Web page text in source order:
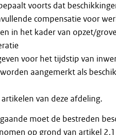
voorts dat
compensatie voor
in het kader van opzet/
voor het tijdstip van
aangemerkt als
van deze afdeling.
moet de bestreden
op grond van artikel